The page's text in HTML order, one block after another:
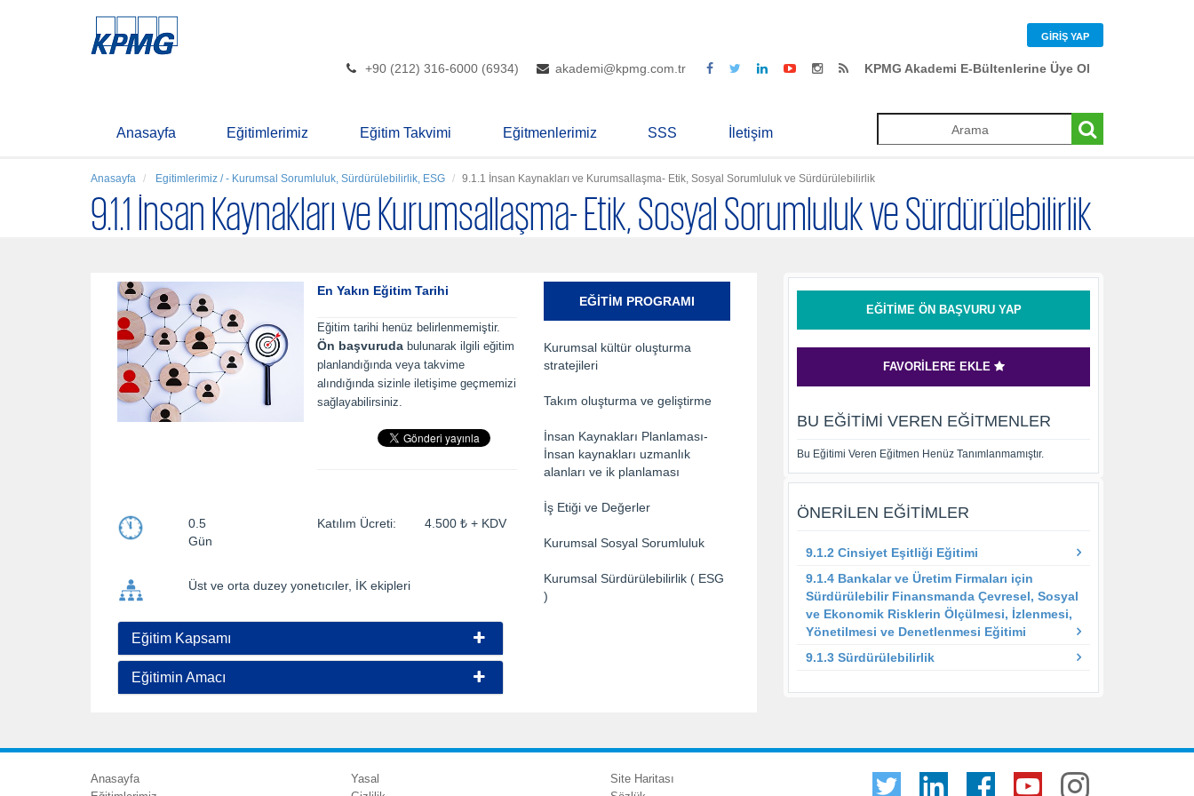
GIRIŞ YAP
+90 (212) 316-6000 (6934) akademi@kpmg.com.tr KPMG Akademi E-Bültenlerine Üye Ol
Anasayfa Eğitimlerimiz Eğitim Takvimi Eğitmenlerimiz SSS İletişim
Anasayfa Egitimlerimiz / - Kurumsal Sorumluluk, Sürdürülebilirlik, ESG 9.1.1 İnsan Kaynakları ve Kurumsallaşma- Etik, Sosyal Sorumluluk ve Sürdürülebilirlik
9.1.1 İnsan Kaynakları ve Kurumsallaşma- Etik, Sosyal Sorumluluk ve Sürdürülebilirlik
En Yakın Eğitim Tarihi
Eğitim tarihi henüz belirlenmemiştir.
Ön başvuruda bulunarak ilgili eğitim
planlandığında veya takvime
alındığında sizinle iletişime geçmemizi
sağlayabilirsiniz.
0.5
Gün
Katılım Ücreti: 4.500 ₺ + KDV
Üst ve orta duzey yonetıcıler, İK ekipleri
Eğitim Kapsamı
Eğitimin Amacı
EĞITIM PROGRAMI
Kurumsal kültür oluşturma
stratejileri
Takım oluşturma ve geliştirme
İnsan Kaynakları Planlaması-
İnsan kaynakları uzmanlık
alanları ve ik planlaması
İş Etiği ve Değerler
Kurumsal Sosyal Sorumluluk
Kurumsal Sürdürülebilirlik ( ESG
)
EĞITIME ÖN BAŞVURU YAP
FAVORILERE EKLE
BU EĞITIMI VEREN EĞITMENLER
Bu Eğitimi Veren Eğitmen Henüz Tanımlanmamıştır.
ÖNERILEN EĞITIMLER
9.1.2 Cinsiyet Eşitliği Eğitimi
9.1.4 Bankalar ve Üretim Firmaları için
Sürdürülebilir Finansmanda Çevresel, Sosyal
ve Ekonomik Risklerin Ölçülmesi, İzlenmesi,
Yönetilmesi ve Denetlenmesi Eğitimi
9.1.3 Sürdürülebilirlik
Anasayfa
Yasal
Site Haritası